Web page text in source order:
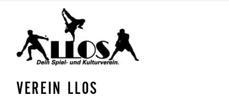
VEREIN LLOS